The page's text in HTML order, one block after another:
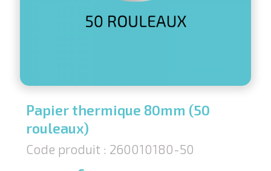
Papier thermique 80mm (50
rouleaux)
Code produit : 260010180-50